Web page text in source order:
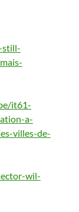
still-
it61-
a-
villes-de-
wil-